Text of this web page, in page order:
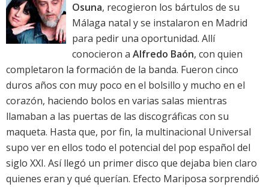
Osuna, recogieron los bártulos de su
Málaga natal y se instalaron en Madrid
para pedir una oportunidad. Allí
conocieron a Alfredo Baón, con quien
completaron la formación de la banda. Fueron cinco
duros años con muy poco en el bolsillo y mucho en el
corazón, haciendo bolos en varias salas mientras
llamaban a las puertas de las discográficas con su
maqueta. Hasta que, por fin, la multinacional Universal
supo ver en ellos todo el potencial del pop español del
siglo XXI. Así llegó un primer disco que dejaba bien claro
quienes eran y qué querían. Efecto Mariposa sorprendió